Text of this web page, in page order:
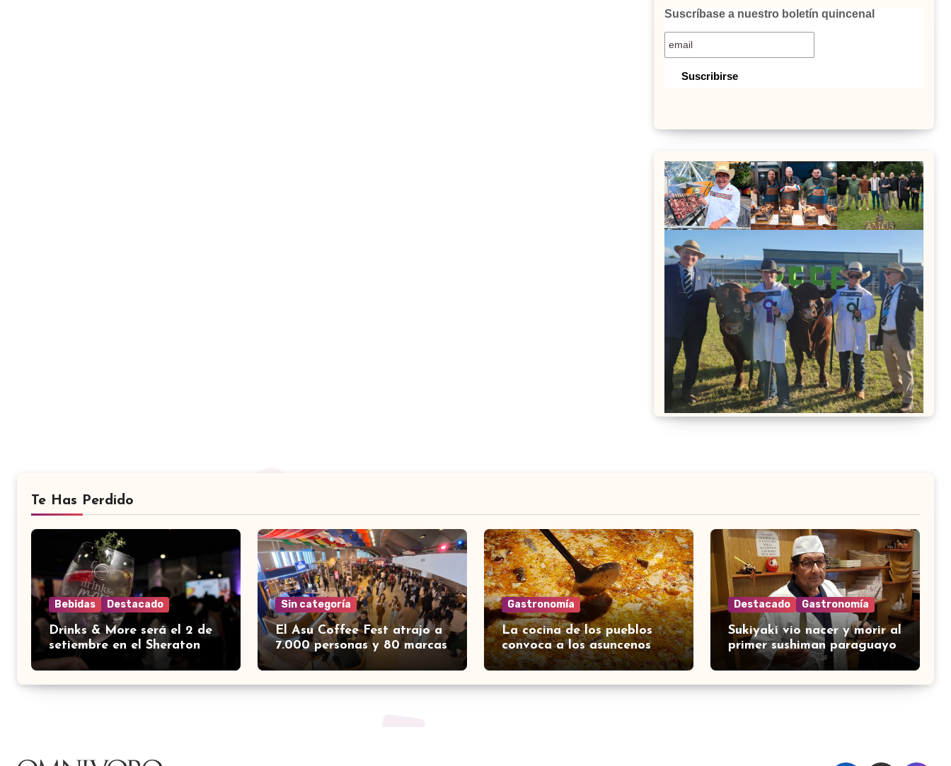
Suscríbase a nuestro boletín quincenal
Te Has Perdido
Bebidas Destacado
Drinks & More será el 2 de
setiembre en el Sheraton
Sin categoría
El Asu Coffee Fest atrajo a
7.000 personas y 80 marcas
Gastronomía
La cocina de los pueblos
convoca a los asuncenos
Destacado Gastronomía
Sukiyaki vio nacer y morir al
primer sushiman paraguayo